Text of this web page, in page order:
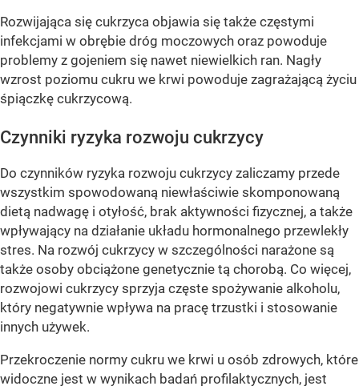
Rozwijająca się cukrzyca objawia się także częstymi
infekcjami w obrębie dróg moczowych oraz powoduje
problemy z gojeniem się nawet niewielkich ran. Nagły
wzrost poziomu cukru we krwi powoduje zagrażającą życiu
śpiączkę cukrzycową.
Czynniki ryzyka rozwoju cukrzycy
Do czynników ryzyka rozwoju cukrzycy zaliczamy przede
wszystkim spowodowaną niewłaściwie skomponowaną
dietą nadwagę i otyłość, brak aktywności fizycznej, a także
wpływający na działanie układu hormonalnego przewlekły
stres. Na rozwój cukrzycy w szczególności narażone są
także osoby obciążone genetycznie tą chorobą. Co więcej,
rozwojowi cukrzycy sprzyja częste spożywanie alkoholu,
który negatywnie wpływa na pracę trzustki i stosowanie
innych używek.
Przekroczenie normy cukru we krwi u osób zdrowych, które
widoczne jest w wynikach badań profilaktycznych, jest